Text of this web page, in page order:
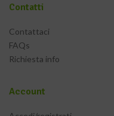
Contatti
Contattaci
FAQs
Richiesta info
Account